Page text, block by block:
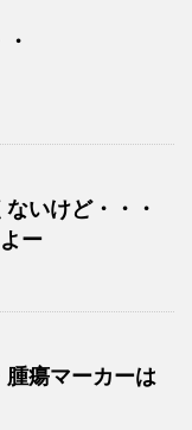
いけど・・・
ー
瘍マーカーは